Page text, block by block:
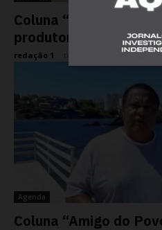
Coluna “Amigo do
produtor rural. Veja
redação 1 terça-feira, 11 de fevereiro
Agenda
Coluna “Amigo do